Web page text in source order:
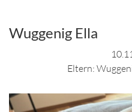
Wuggenig Ella
Eltern: